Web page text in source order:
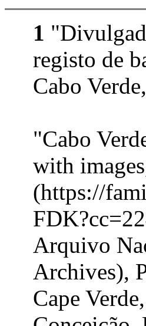
1
registo de
Cabo
"Cabo
with
(https://
Arquivo
Archives),
Cape